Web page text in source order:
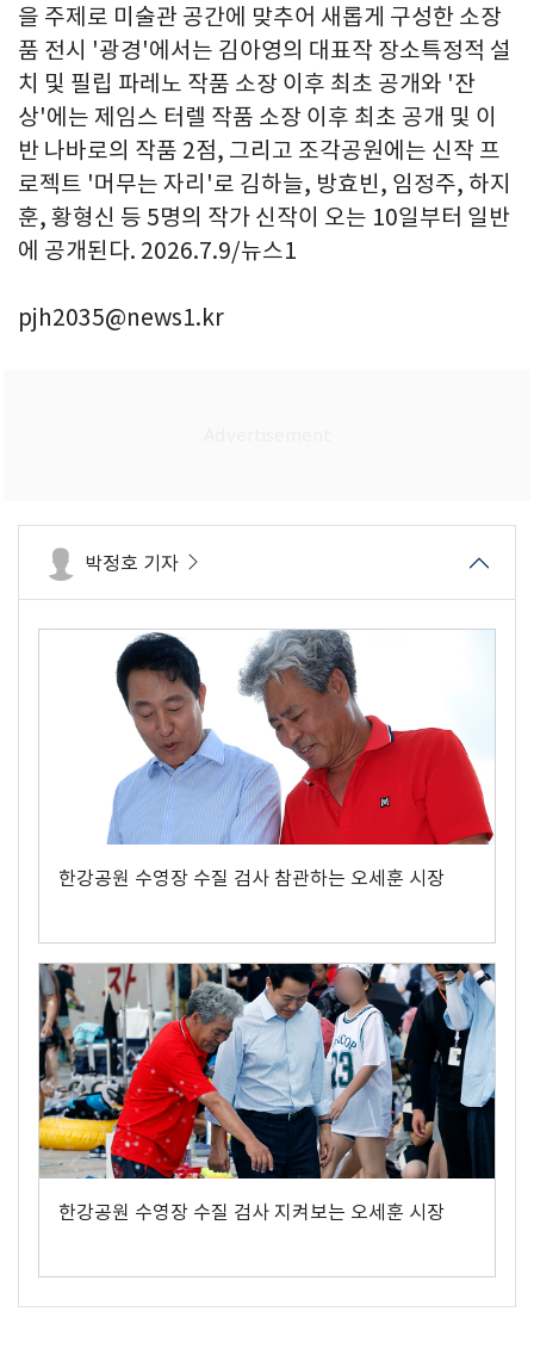
을 주제로 미술관 공간에 맞추어 새롭게 구성한 소장
품 전시 '광경'에서는 김아영의 대표작 장소특정적 설
치 및 필립 파레노 작품 소장 이후 최초 공개와 '잔
상'에는 제임스 터렐 작품 소장 이후 최초 공개 및 이
반 나바로의 작품 2점, 그리고 조각공원에는 신작 프
로젝트 '머무는 자리'로 김하늘, 방효빈, 임정주, 하지
훈, 황형신 등 5명의 작가 신작이 오는 10일부터 일반
에 공개된다. 2026.7.9/뉴스1
pjh2035@news1.kr
박정호 기자
한강공원 수영장 수질 검사 참관하는 오세훈 시장
한강공원 수영장 수질 검사 지켜보는 오세훈 시장